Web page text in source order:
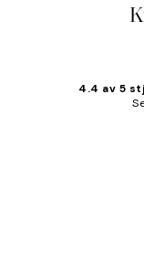
4.4 av 5